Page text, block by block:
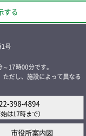
する
号
17時00分です。
だし、施設によって異なる
398-4894
は17時まで）
市役所案内図